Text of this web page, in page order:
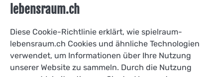
lebensraum.ch
Diese Cookie-Richtlinie erklärt, wie spielraum-
lebensraum.ch Cookies und ähnliche Technologien
verwendet, um Informationen über Ihre Nutzung
unserer Website zu sammeln. Durch die Nutzung